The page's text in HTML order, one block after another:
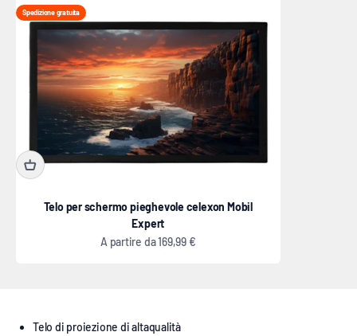
Spedizione gratuita
Telo per schermo pieghevole celexon Mobil
Expert
Prezzo scontato
A partire da169,99 €
Telo di proiezione di altaqualità